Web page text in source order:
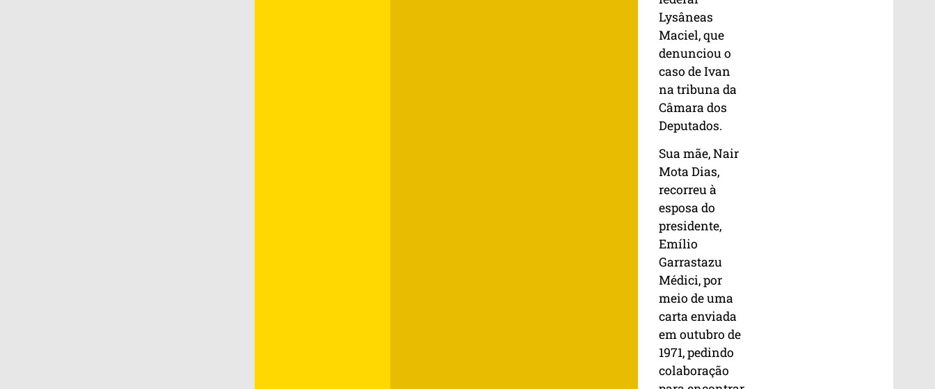
Lysâneas
Maciel, que
denunciou o
caso de Ivan
na tribuna da
Câmara dos
Deputados.
Sua mãe, Nair
Mota Dias,
recorreu à
esposa do
presidente,
Emílio
Garrastazu
Médici, por
meio de uma
carta enviada
em outubro de
1971, pedindo
colaboração